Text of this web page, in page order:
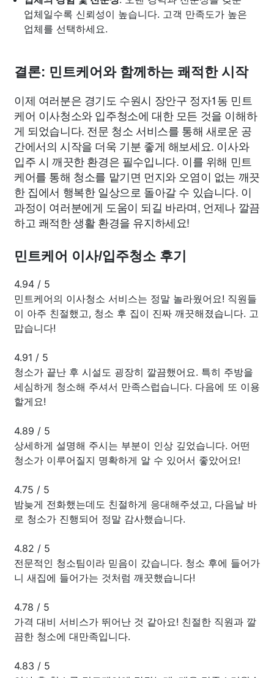
업체일수록 신뢰성이 높습니다. 고객 만족도가 높은
업체를 선택하세요.
결론: 민트케어와 함께하는 쾌적한 시작
이제 여러분은 경기도 수원시 장안구 정자1동 민트
케어 이사청소와 입주청소에 대한 모든 것을 이해하
게 되었습니다. 전문 청소 서비스를 통해 새로운 공
간에서의 시작을 더욱 기분 좋게 해보세요. 이사와
입주 시 깨끗한 환경은 필수입니다. 이를 위해 민트
케어를 통해 청소를 맡기면 먼지와 오염이 없는 깨끗
한 집에서 행복한 일상으로 돌아갈 수 있습니다. 이
과정이 여러분에게 도움이 되길 바라며, 언제나 깔끔
하고 쾌적한 생활 환경을 유지하세요!
민트케어 이사/입주청소 후기
4.94 / 5
민트케어의 이사청소 서비스는 정말 놀라웠어요! 직원들
이 아주 친절했고, 청소 후 집이 진짜 깨끗해졌습니다. 고
맙습니다!
4.91 / 5
청소가 끝난 후 시설도 굉장히 깔끔했어요. 특히 주방을
세심하게 청소해 주셔서 만족스럽습니다. 다음에 또 이용
할게요!
4.89 / 5
상세하게 설명해 주시는 부분이 인상 깊었습니다. 어떤
청소가 이루어질지 명확하게 알 수 있어서 좋았어요!
4.75 / 5
밤늦게 전화했는데도 친절하게 응대해주셨고, 다음날 바
로 청소가 진행되어 정말 감사했습니다.
4.82 / 5
전문적인 청소팀이라 믿음이 갔습니다. 청소 후에 들어가
니 새집에 들어가는 것처럼 깨끗했습니다!
4.78 / 5
가격 대비 서비스가 뛰어난 것 같아요! 친절한 직원과 깔
끔한 청소에 대만족입니다.
4.83 / 5